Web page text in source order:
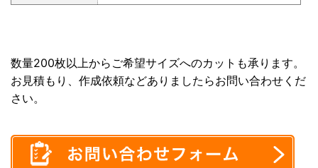
数量200枚以上からご希望サイズへのカットも承ります。
お見積もり、作成依頼などありましたらお問い合わせくだ
さい。